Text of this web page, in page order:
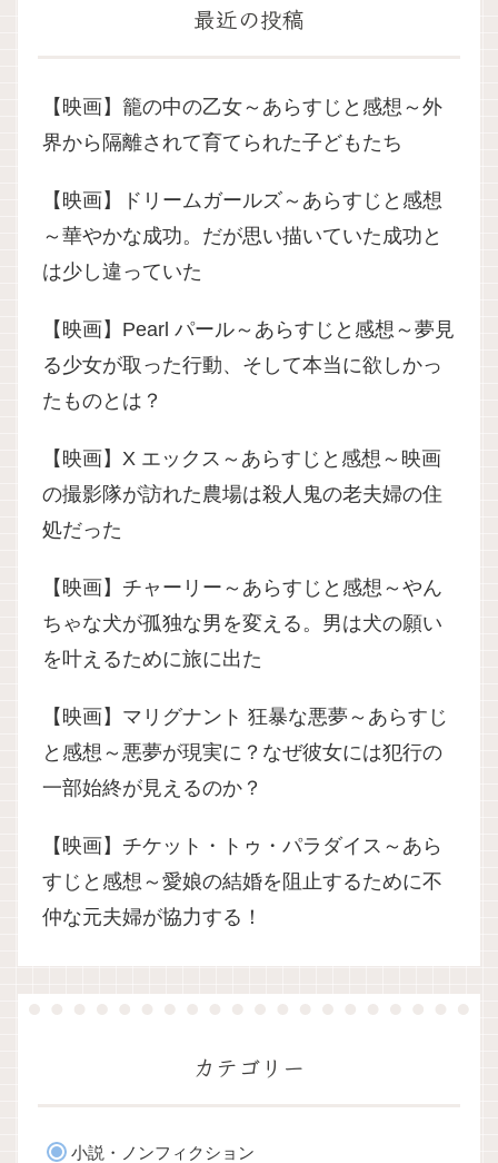
最近の投稿
【映画】籠の中の乙女～あらすじと感想～外
界から隔離されて育てられた子どもたち
【映画】ドリームガールズ～あらすじと感想
～華やかな成功。だが思い描いていた成功と
は少し違っていた
【映画】Pearl パール～あらすじと感想～夢見
る少女が取った行動、そして本当に欲しかっ
たものとは？
【映画】X エックス～あらすじと感想～映画
の撮影隊が訪れた農場は殺人鬼の老夫婦の住
処だった
【映画】チャーリー～あらすじと感想～やん
ちゃな犬が孤独な男を変える。男は犬の願い
を叶えるために旅に出た
【映画】マリグナント 狂暴な悪夢～あらすじ
と感想～悪夢が現実に？なぜ彼女には犯行の
一部始終が見えるのか？
【映画】チケット・トゥ・パラダイス～あら
すじと感想～愛娘の結婚を阻止するために不
仲な元夫婦が協力する！
カテゴリー
小説・ノンフィクション